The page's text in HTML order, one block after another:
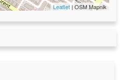
Leaflet | OSM Mapnik